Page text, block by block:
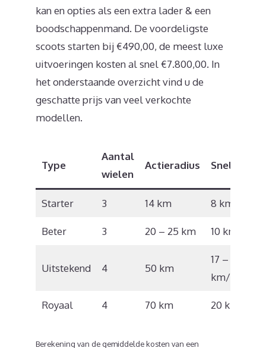
kan en opties als een extra lader & een
boodschappenmand. De voordeligste
scoots starten bij €490,00, de meest luxe
uitvoeringen kosten al snel €7.800,00. In
het onderstaande overzicht vind u de
geschatte prijs van veel verkochte
modellen.
Type
Aantal
wielen
Actieradius Snelheid
Starter 3 14 km 8 km/u
Beter 3 20 – 25 km 10 km/u
Uitstekend 4 50 km
17 – 18
km/u
Royaal 4 70 km 20 km/u
Berekening van de gemiddelde kosten van een